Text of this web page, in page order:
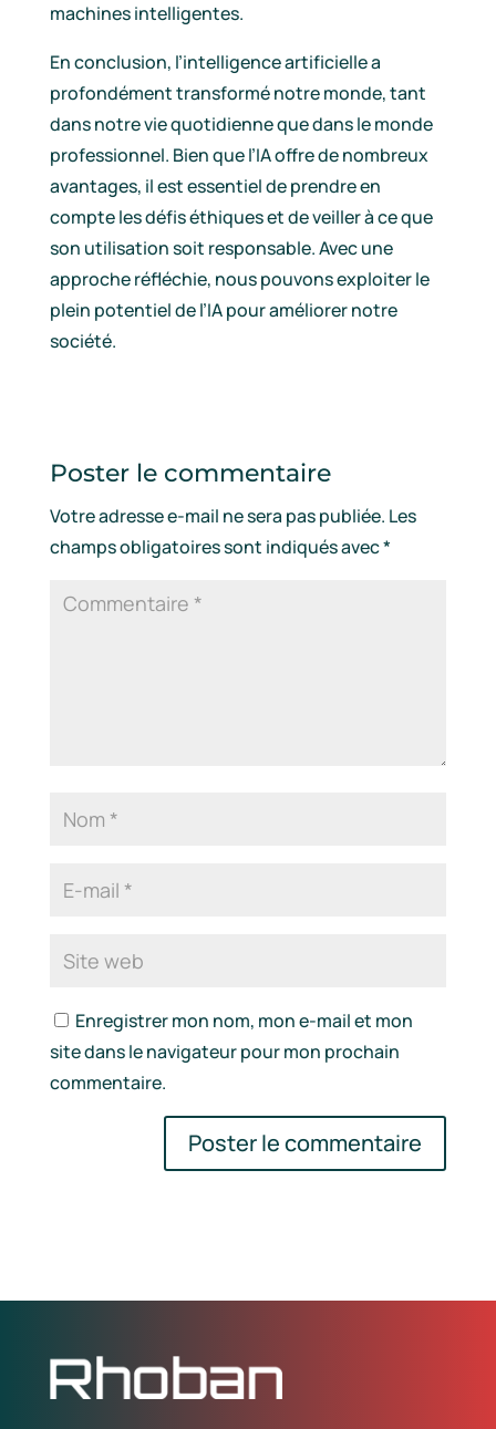
machines intelligentes.
En conclusion, l’intelligence artificielle a
profondément transformé notre monde, tant
dans notre vie quotidienne que dans le monde
professionnel. Bien que l’IA offre de nombreux
avantages, il est essentiel de prendre en
compte les défis éthiques et de veiller à ce que
son utilisation soit responsable. Avec une
approche réfléchie, nous pouvons exploiter le
plein potentiel de l’IA pour améliorer notre
société.
Poster le commentaire
Votre adresse e-mail ne sera pas publiée. Les
champs obligatoires sont indiqués avec*
Enregistrer mon nom, mon e-mail et mon
site dans le navigateur pour mon prochain
commentaire.